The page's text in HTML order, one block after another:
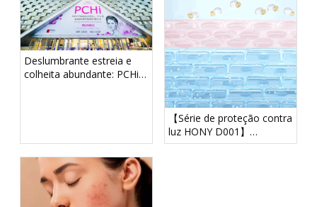
Deslumbrante estreia e
colheita abundante: PCHi
【Série de proteção contra
luz HONY D001】
Tecnologia inovadora de